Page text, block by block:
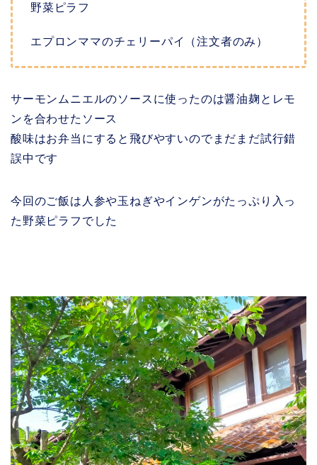
野菜ピラフ
エプロンママのチェリーパイ（注文者のみ）
サーモンムニエルのソースに使ったのは醤油麹とレモ
ンを合わせたソース
酸味はお弁当にすると飛びやすいのでまだまだ試行錯
誤中です
今回のご飯は人参や玉ねぎやインゲンがたっぷり入っ
た野菜ピラフでした